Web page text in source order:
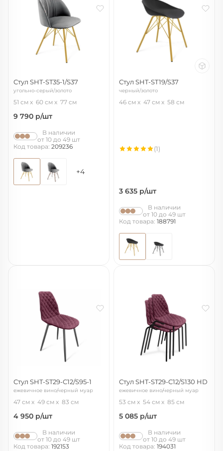
Стул SHT-ST35-1/S37
угольно-серый/золото
51 см 60 см 77 см
9 790 р/шт
В наличии
от 10 до 49 шт
Код товара: 209236
+4
Стул SHT-ST19/S37
черный/золото
46 см 47 см 58 см
3 635 р/шт
(1)
В наличии
от 10 до 49 шт
Код товара: 188791
Стул SHT-ST29-С12/S95-1
ежевичное вино/черный муар
47 см 49 см 83 см
4 950 р/шт
В наличии
от 10 до 49 шт
Код товара: 192153
Стул SHT-ST29-C12/S130 HD
ежевичное вино/черный муар
53 см 54 см 85 см
5 085 р/шт
В наличии
от 10 до 49 шт
Код товара: 194031